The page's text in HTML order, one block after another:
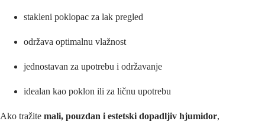
stakleni poklopac za lak pregled
održava optimalnu vlažnost
jednostavan za upotrebu i održavanje
idealan kao poklon ili za ličnu upotrebu
Ako tražite mali, pouzdan i estetski dopadljiv hjumidor,